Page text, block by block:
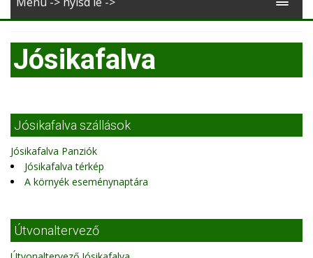
Romana
Jósikafalva
Jósikafalva szállások
Jósikafalva Panziók
Jósikafalva térkép
A környék eseménynaptára
Útvonaltervező